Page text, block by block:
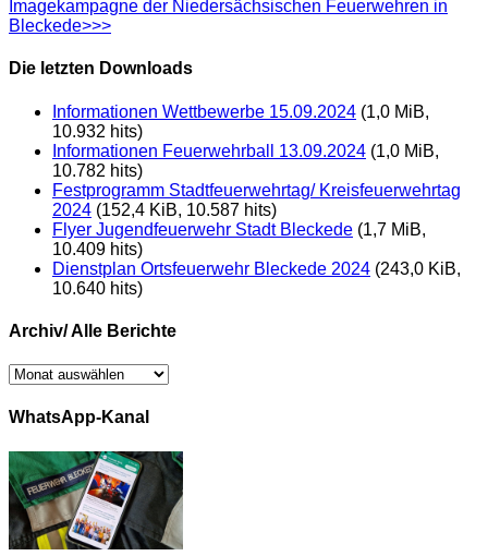
Imagekampagne der Niedersächsischen Feuerwehren in
Bleckede>>>
Die letzten Downloads
Informationen Wettbewerbe 15.09.2024 (1,0 MiB,
10.932 hits)
Informationen Feuerwehrball 13.09.2024 (1,0 MiB,
10.782 hits)
Festprogramm Stadtfeuerwehrtag/ Kreisfeuerwehrtag
2024 (152,4 KiB, 10.587 hits)
Flyer Jugendfeuerwehr Stadt Bleckede (1,7 MiB,
10.409 hits)
Dienstplan Ortsfeuerwehr Bleckede 2024 (243,0 KiB,
10.640 hits)
Archiv/ Alle Berichte
Archiv/
Berichte
WhatsApp-Kanal